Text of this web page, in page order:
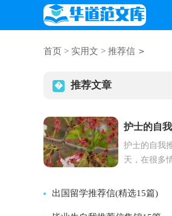
首页 > 实用文 > 推荐信 >
推荐文章
护士的自
护士的自我
天，在很多
推荐信用于
出国留学推荐信(精选15篇)